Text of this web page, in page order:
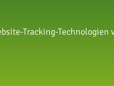
Tracking-Technologien